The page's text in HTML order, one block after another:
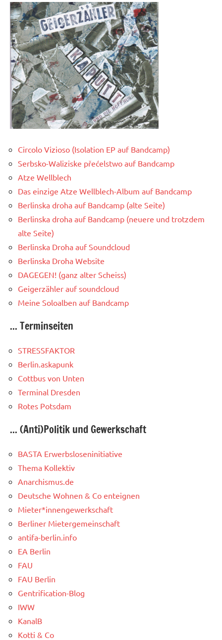
Circolo Vizioso (Isolation EP auf Bandcamp)
Serbsko-Waliziske přećelstwo auf Bandcamp
Atze Wellblech
Das einzige Atze Wellblech-Album auf Bandcamp
Berlinska droha auf Bandcamp (alte Seite)
Berlinska droha auf Bandcamp (neuere und trotzdem
alte Seite)
Berlinska Droha auf Soundcloud
Berlinska Droha Website
DAGEGEN! (ganz alter Scheiss)
Geigerzähler auf soundcloud
Meine Soloalben auf Bandcamp
... Terminseiten
STRESSFAKTOR
Berlin.askapunk
Cottbus von Unten
Terminal Dresden
Rotes Potsdam
... (Anti)Politik und Gewerkschaft
BASTA Erwerbsloseninitiative
Thema Kollektiv
Anarchismus.de
Deutsche Wohnen & Co enteignen
Mieter*innengewerkschaft
Berliner Mietergemeinschaft
antifa-berlin.info
EA Berlin
FAU
FAU Berlin
Gentrification-Blog
IWW
KanalB
Kotti & Co